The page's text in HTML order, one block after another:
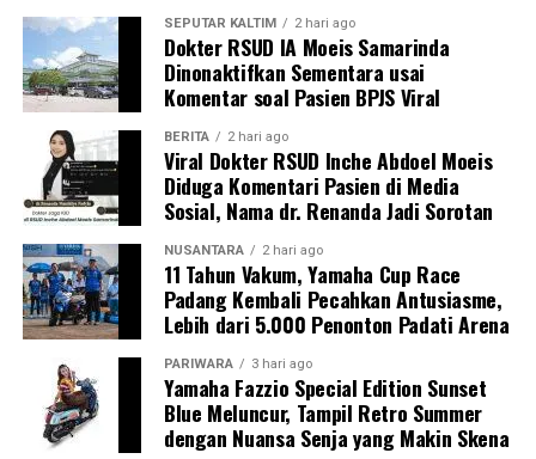
SEPUTAR KALTIM 2 hari ago
Dokter RSUD IA Moeis Samarinda
Dinonaktifkan Sementara usai
Komentar soal Pasien BPJS Viral
BERITA 2 hari ago
Viral Dokter RSUD Inche Abdoel Moeis
Diduga Komentari Pasien di Media
Sosial, Nama dr. Renanda Jadi Sorotan
NUSANTARA 2 hari ago
11 Tahun Vakum, Yamaha Cup Race
Padang Kembali Pecahkan Antusiasme,
Lebih dari 5.000 Penonton Padati Arena
PARIWARA 3 hari ago
Yamaha Fazzio Special Edition Sunset
Blue Meluncur, Tampil Retro Summer
dengan Nuansa Senja yang Makin Skena